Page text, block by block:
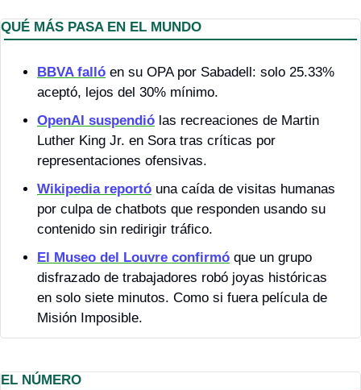
QUÉ MÁS PASA EN EL MUNDO
BBVA falló en su OPA por Sabadell: solo 25.33%
aceptó, lejos del 30% mínimo.
OpenAI suspendió las recreaciones de Martin
Luther King Jr. en Sora tras críticas por
representaciones ofensivas.
Wikipedia reportó una caída de visitas humanas
por culpa de chatbots que responden usando su
contenido sin redirigir tráfico.
El Museo del Louvre confirmó que un grupo
disfrazado de trabajadores robó joyas históricas
en solo siete minutos. Como si fuera película de
Misión Imposible.
EL NÚMERO